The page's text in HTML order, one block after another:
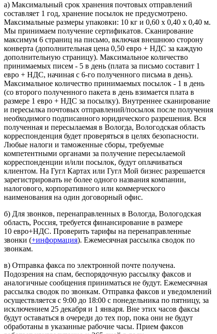
a) Максимальный срок хранения почтовых отправлений
составляет 1 год, хранение посылок не предусмотрено.
Максимальные размеры упаковки: 10 кг и 0,60 х 0,40 х 0,40 м.
Мы принимаем получение сертификатов. Сканирование
максимум 6 страниц на письмо, включая внешнюю сторону
конверта (дополнительная цена 0,50 евро + НДС за каждую
дополнительную страницу). Максимальное количество
принимаемых писем - 5 в день (плата за письмо составит 1
евро + НДС, начиная с 6-го полученного письма в день).
Максимальное количество принимаемых посылок - 1 в день
(со второго полученного пакета в день взимается плата в
размере 1 евро + НДС за посылку). Внутреннее сканирование
и пересылка почтовых отправлений/посылок после получения
необходимого подписанного юридического разрешения. Вся
полученная и пересылаемая в Вологда, Вологодская область
корреспонденция будет проверяться в целях безопасности.
Любые налоги и таможенные сборы, требуемые
компетентными органами за получение пересылаемой
корреспонденции и/или посылок, будут оплачиваться
клиентом. На Гугл Картах или Гугл Мой бизнес разрешается
зарегистрировать не более одного названия компании,
налогового, корпоративного или коммерческого
наименования на один договорный офис.
б) Для звонков, перенаправленных в Вологда, Вологодская
область, Россия, требуется финансирование в размере
10 евро+НДС. Проверить тарифы на перенаправленные
звонки (+информация). Ежемесячная рассылка сводок по
звонкам.
в) Отправка факса по электронной почте получена.
Подозрения на спам, беспорядочную рассылку факсов и
аналогичные сообщения приниматься не будут. Ежемесячная
рассылка сводок по звонкам. Отправка факсов и уведомлений
осуществляется с 9:00 до 18:00 с понедельника по пятницу, за
исключением 25 декабря и 1 января. Вне этих часов факсы
будут оставаться в очереди до тех пор, пока они не будут
обработаны в указанные рабочие часы. Прием факсов